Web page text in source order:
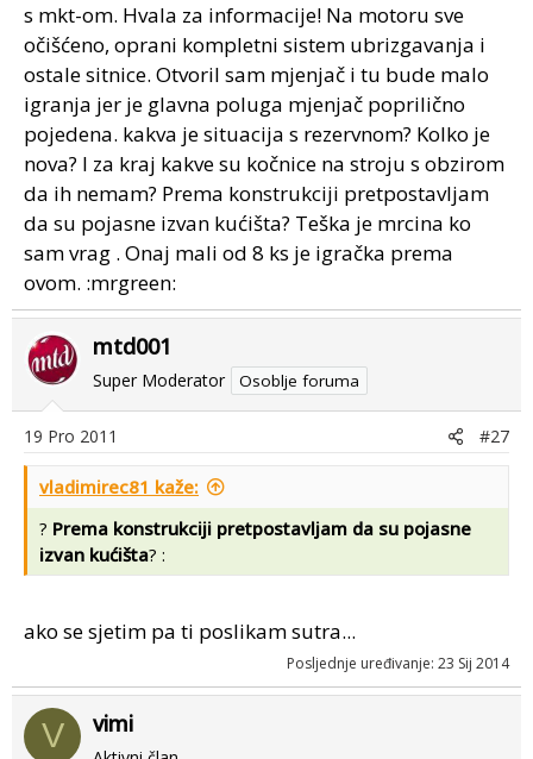
s mkt-om. Hvala za informacije! Na motoru sve
očišćeno, oprani kompletni sistem ubrizgavanja i
ostale sitnice. Otvoril sam mjenjač i tu bude malo
igranja jer je glavna poluga mjenjač poprilično
pojedena. kakva je situacija s rezervnom? Kolko je
nova? I za kraj kakve su kočnice na stroju s obzirom
da ih nemam? Prema konstrukciji pretpostavljam
da su pojasne izvan kućišta? Teška je mrcina ko
sam vrag . Onaj mali od 8 ks je igračka prema
ovom. :mrgreen:
mtd001
Super Moderator Osoblje foruma
19 Pro 2011 #27
vladimirec81 kaže:
? Prema konstrukciji pretpostavljam da su pojasne
izvan kućišta? :
ako se sjetim pa ti poslikam sutra...
Posljednje uređivanje: 23 Sij 2014
V vimi